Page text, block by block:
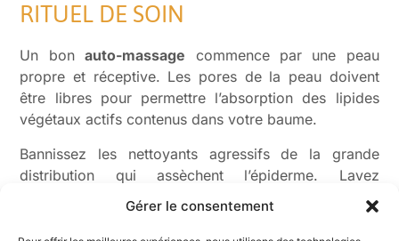
Gérer le consentement
RITUEL DE SOIN
Un bonauto-massage commence par une peau
propre et réceptive. Les pores de la peau doivent
être libres pour permettre l’absorption des lipides
végétaux actifs contenus dans votre baume.
Bannissez les nettoyants agressifs de la grande
distribution qui assèchent l’épiderme. Lavez
délicatement la zone concernée à l’eau tiède avec un
artisanal. L’eau tiède va dilater